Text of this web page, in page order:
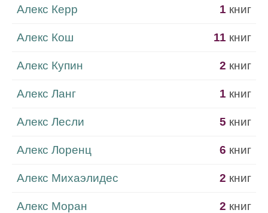
Алекс Керр 1 книг
Алекс Кош 11 книг
Алекс Купин 2 книг
Алекс Ланг 1 книг
Алекс Лесли 5 книг
Алекс Лоренц 6 книг
Алекс Михаэлидес 2 книг
Алекс Моран 2 книг